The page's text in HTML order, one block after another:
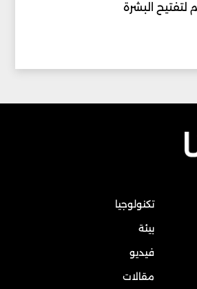
البشرة
تكنولوجيا
بيئة
فيديو
مقالات